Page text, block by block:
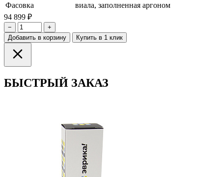
Фасовка
виала, заполненная аргоном
94 899 ₽
−
+
Добавить в корзину
Купить в 1 клик
БЫСТРЫЙ ЗАКАЗ